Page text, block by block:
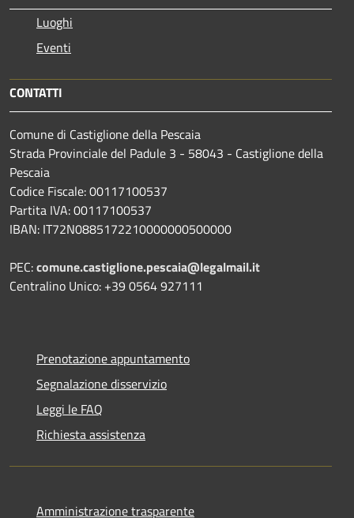
Luoghi
Eventi
CONTATTI
Comune di Castiglione della Pescaia
Strada Provinciale del Padule 3 - 58043 - Castiglione della
Pescaia
Codice Fiscale: 00117100537
Partita IVA: 00117100537
IBAN: IT72N0885172210000000500000
PEC:comune.castiglione.pescaia@legalmail.it
Centralino Unico: +39 0564 927111
Prenotazione appuntamento
Segnalazione disservizio
Leggi le FAQ
Richiesta assistenza
Amministrazione trasparente